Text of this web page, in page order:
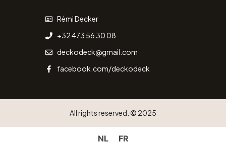
Rémi Decker
+32 473 56 30 08
deckodeck@gmail.com
facebook.com/deckodeck
All rights reserved. © 2025
NL FR